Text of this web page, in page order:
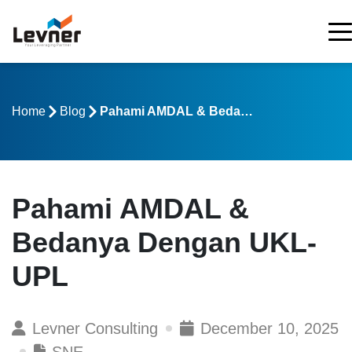
Home Blog Pahami AMDAL & Bedanya Dengan UKL-UPL
Pahami AMDAL &
Bedanya Dengan UKL-
UPL
Levner Consulting
December 10, 2025